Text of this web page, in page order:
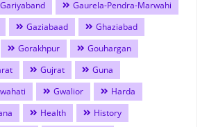
Gariyaband
Gaurela-Pendra-Marwahi
Gaziabaad
Ghaziabad
Gorakhpur
Gouhargan
Gujrat
Guna
Gwalior
Harda
Health
History